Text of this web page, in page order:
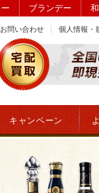
ブランデー
お問い合わせ 個人情報・
キャンペーン